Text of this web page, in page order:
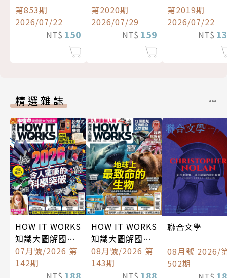
第853期
2026/07/22
NT$ 150
第2020期
2026/07/29
NT$ 159
第2019期
2026/07/22
NT$
精選雜誌
HOW IT WORKS
知識大圖解國際
中文版
07月號/2026 第
142期
HOW IT WORKS
知識大圖解國際
中文版
08月號/2026 第
143期
聯合文學
08月號 2026/
502期